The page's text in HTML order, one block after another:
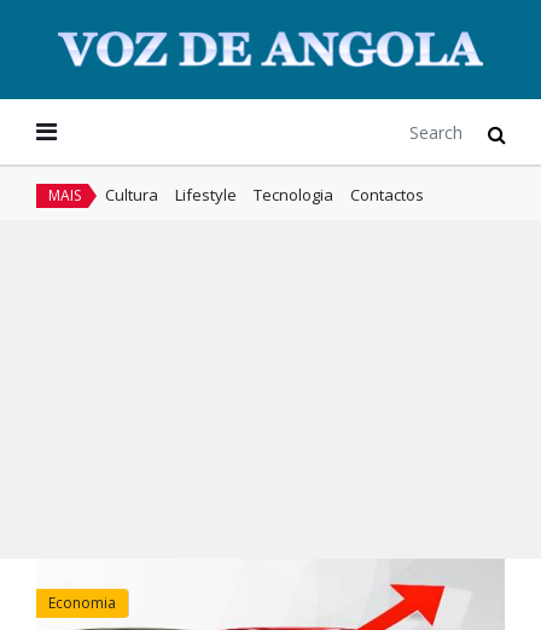
MAIS Cultura Lifestyle Tecnologia Contactos
Economia